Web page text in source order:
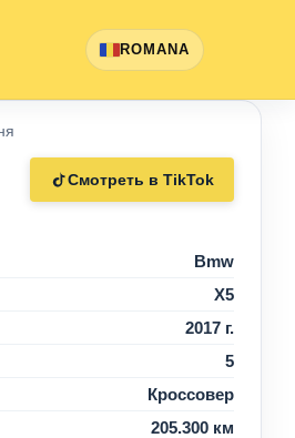
ROMANA
Смотреть в TikTok
Bmw
X5
2017 г.
5
Кроссовер
205.300 км